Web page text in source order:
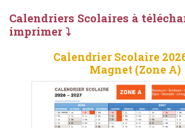
Calendriers Scolaires à
imprimer ⤵
Calendrier Scolaire
Magnet (Zone A)